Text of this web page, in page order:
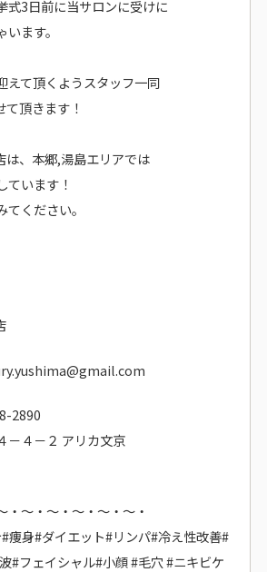
式3日前に当サロンに受けに
ます。
えて頂くようスタッフ一同
て頂きます！
、本郷,湯島エリアでは
ています！
ください。
2890
－４－２ アリカ文京
・～・～・～・～・～・
痩身#ダイエット#リンパ#冷え性改善#
#フェイシャル#小顔 #毛穴 #ニキビケ